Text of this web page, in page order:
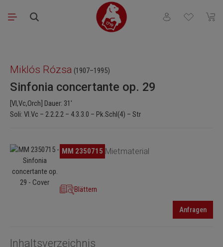
Zum Hauptinhalt springen
Du hast 0
Miklós Rózsa (1907–1995)
Sinfonia concertante op. 29
[Vl,Vc,Orch] Dauer: 31'
Soli: Vl.Vc – 2.2.2.2 – 4.3.3.0 – Pk.Schl(4) – Str
Bildergalerie überspringenMM 2350715 Mietmaterial
Blättern
Anfragen
Inhaltsverzeichnis